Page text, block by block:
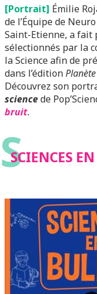
[Portrait] Émilie
de l’Équipe de
Saint-Etienne, a fait
sélectionnés par la
la Science afin de
dans l’édition
Découvrez son
sciencede
bruit.
S
SCIENCES